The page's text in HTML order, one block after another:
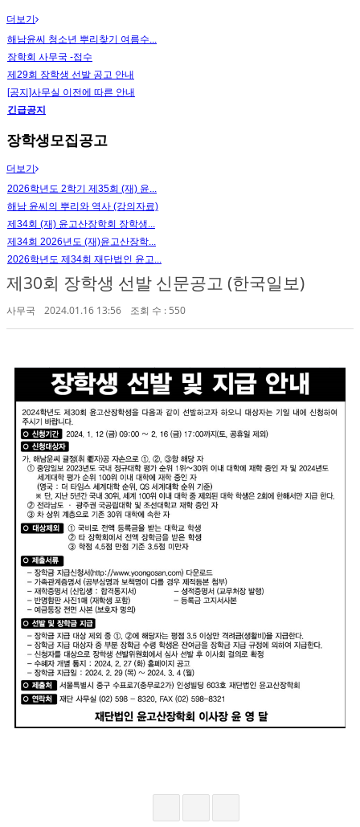
더보기
해남윤씨 청소년 뿌리찾기 여름수...
장학회 사무국 -접수
제29회 장학생 선발 공고 안내
[공지]사무실 이전에 따른 안내
긴급공지
장학생모집공고
더보기
2026학년도 2학기 제35회 (재) 윤...
해남 윤씨의 뿌리와 역사 (강의자료)
제34회 (재) 윤고산장학회 장학생...
제34회 2026년도 (재)윤고산장학...
2026학년도 제34회 재단법인 윤고...
제30회 장학생 선발 신문공고 (한국일보)
사무국 2024.01.16 13:56 조회 수 : 550